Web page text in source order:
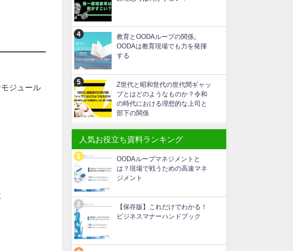
ジュール
教育とOODAループの関係。
OODAは教育現場でも力を発揮
する
Z世代と昭和世代の世代間ギャッ
プとはどのようなものか？令和
の時代における理想的な上司と
部下の関係
人気お役立ち資料ランキング
OODAループマネジメントと
は？現場で戦うための高速マネ
ジメント
【保存版】これだけでわかる！
ビジネスマナーハンドブック